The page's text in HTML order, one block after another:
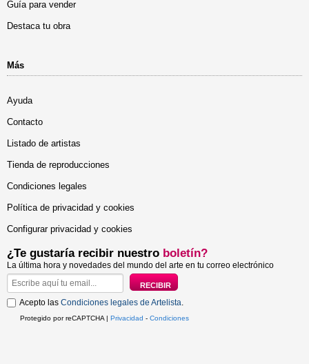
Guía para vender
Destaca tu obra
Más
Ayuda
Contacto
Listado de artistas
Tienda de reproducciones
Condiciones legales
Política de privacidad y cookies
Configurar privacidad y cookies
¿Te gustaría recibir nuestro boletín?
La última hora y novedades del mundo del arte en tu correo electrónico
Acepto las Condiciones legales de Artelista.
Protegido por reCAPTCHA | Privacidad - Condiciones